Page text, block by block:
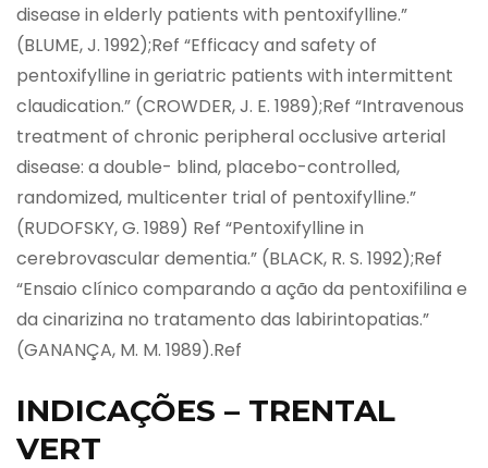
disease in elderly patients with pentoxifylline.”
(BLUME, J. 1992);Ref “Efficacy and safety of
pentoxifylline in geriatric patients with intermittent
claudication.” (CROWDER, J. E. 1989);Ref “Intravenous
treatment of chronic peripheral occlusive arterial
disease: a double- blind, placebo-controlled,
randomized, multicenter trial of pentoxifylline.”
(RUDOFSKY, G. 1989) Ref “Pentoxifylline in
cerebrovascular dementia.” (BLACK, R. S. 1992);Ref
“Ensaio clínico comparando a ação da pentoxifilina e
da cinarizina no tratamento das labirintopatias.”
(GANANÇA, M. M. 1989).Ref
INDICAÇÕES – TRENTAL
VERT